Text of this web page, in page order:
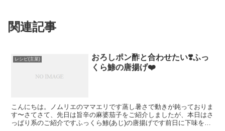
関連記事
レシピ(主菜)
おろしポン酢と合わせたい❣️ふっ
くら鯵の唐揚げ❤️
こんにちは。ノムリエのママエリです蒸し暑さで動きが鈍っておりま
す〜さてさて、先日は旨辛の麻婆茄子をご紹介しましたが、本日はさ
っぱり系のご紹介ですふっくら鯵(あじ)の唐揚げです前日に下味をつ